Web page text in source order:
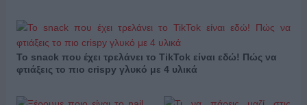
Το snack που έχει τρελάνει το TikTok είναι εδώ! Πώς να
φτιάξεις το πιο crispy γλυκό με 4 υλικά